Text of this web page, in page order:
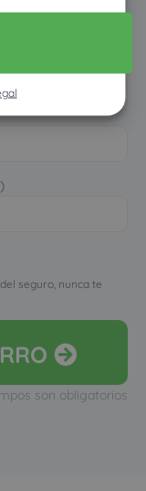
seguro, nunca te
son obligatorios